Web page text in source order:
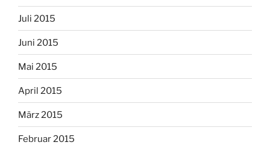
Juli 2015
Juni 2015
Mai 2015
April 2015
März 2015
Februar 2015